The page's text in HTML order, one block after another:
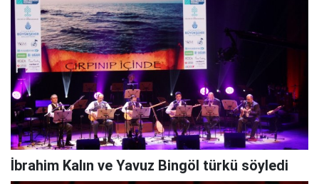
İbrahim Kalın ve Yavuz Bingöl türkü söyledi